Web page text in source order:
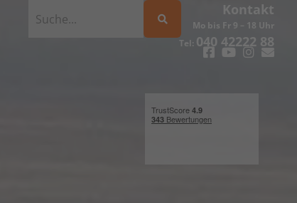
Tel: 040 42222 88
Mo bis Fr 9 – 18 Uhr
Kontakt